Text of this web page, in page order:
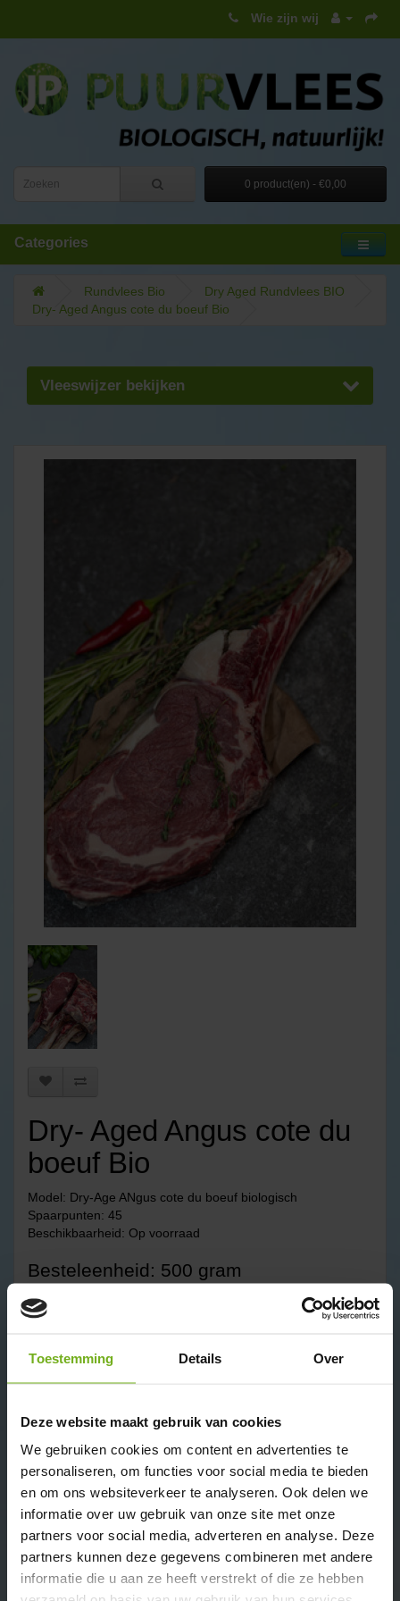
Toestemming Details Over
Deze website maakt gebruik van cookies
We gebruiken cookies om content en advertenties te
personaliseren, om functies voor social media te bieden
en om ons websiteverkeer te analyseren. Ook delen we
informatie over uw gebruik van onze site met onze
partners voor social media, adverteren en analyse. Deze
partners kunnen deze gegevens combineren met andere
informatie die u aan ze heeft verstrekt of die ze hebben
Wie zijn wij
0 product(en) - €0,00
Categories
Rundvlees Bio
Dry Aged Rundvlees BIO
Dry- Aged Angus cote du boeuf Bio
Vleeswijzer bekijken
Dry- Aged Angus cote du
boeuf Bio
Model: Dry-Age ANgus cote du boeuf biologisch
Spaarpunten: 45
Beschikbaarheid: Op voorraad
Besteleenheid: 500 gram
€44,95
Prijs in spaarpunten: 1100
Bestellen
✔ Ambachtelijk sinds 1924
✔ Door heel BE en NL gekoeld en diepvries transport.
✔ Levertijd 1-3 werkdagen indien op voorraad.
✔ Rechtstreeks van de boer
✔ Biologisch en dus Skal gecertificeerd
✔ Lees goed de bezorg info:biologisch vlees bezorgen